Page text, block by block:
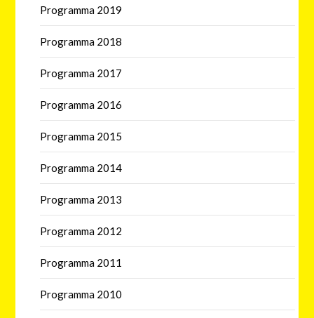
Programma 2019
Programma 2018
Programma 2017
Programma 2016
Programma 2015
Programma 2014
Programma 2013
Programma 2012
Programma 2011
Programma 2010